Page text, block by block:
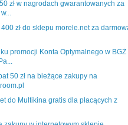
zł w nagrodach gwarantowanych za
zł do sklepu morele.net za
promocji Konta Optymalnego w BGŻ
50 zł na bieżące zakupy na
do Multikina gratis dla płacących z